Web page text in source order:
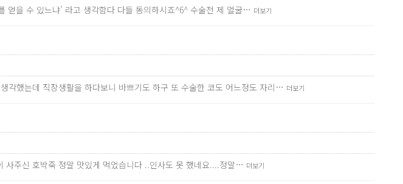
얻을 수 있느냐’ 라고 생각함다 다들 동의하시죠^6^ 수술전 제 얼굴… 더보기
각했는데 직장생활을 하다보니 바쁘기도 하구 또 수술한 코도 어느정도 자리… 더보기
사주신 호박죽 정말 맛있게 먹었습니다 ..인사도 못 했네요....정말… 더보기